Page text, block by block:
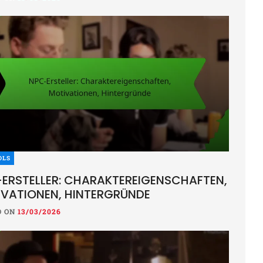
CHARAKTERBOGEN:
ZAUBER, WISSEN
13/03/2026
für Nekromanten ist ein unverzichtbares
Fähigkeiten, Zauber und die Lore detailliert, die die
CHARAKTEREIGENSCHAFTEN,
HINTERGRÜNDE
ON13/03/2026